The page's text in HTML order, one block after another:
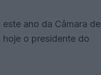
ano da Câmara de
hoje o presidente do